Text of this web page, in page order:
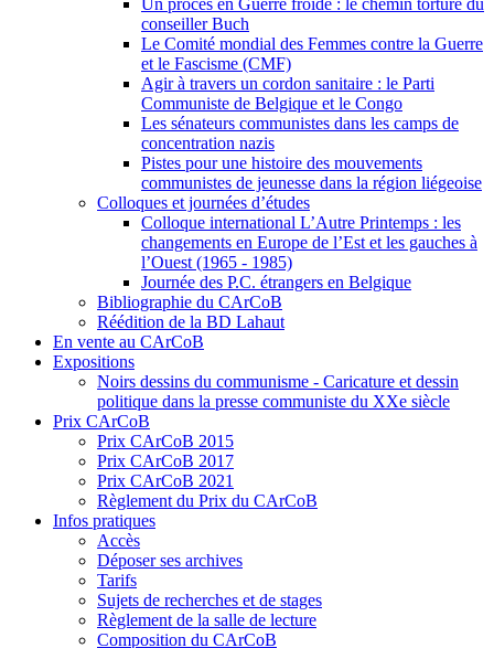
Un procès en Guerre froide : le chemin torturé du
conseiller Buch
Le Comité mondial des Femmes contre la Guerre
et le Fascisme (CMF)
Agir à travers un cordon sanitaire : le Parti
Communiste de Belgique et le Congo
Les sénateurs communistes dans les camps de
concentration nazis
Pistes pour une histoire des mouvements
communistes de jeunesse dans la région liégeoise
Colloques et journées d’études
Colloque international L’Autre Printemps : les
changements en Europe de l’Est et les gauches à
l’Ouest (1965 - 1985)
Journée des P.C. étrangers en Belgique
Bibliographie du CArCoB
Réédition de la BD Lahaut
En vente au CArCoB
Expositions
Noirs dessins du communisme - Caricature et dessin
politique dans la presse communiste du XXe siècle
Prix CArCoB
Prix CArCoB 2015
Prix CArCoB 2017
Prix CArCoB 2021
Règlement du Prix du CArCoB
Infos pratiques
Accès
Déposer ses archives
Tarifs
Sujets de recherches et de stages
Règlement de la salle de lecture
Composition du CArCoB